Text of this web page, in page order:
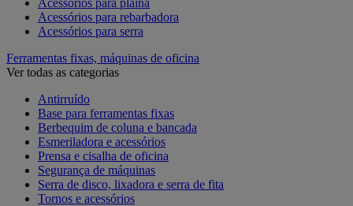
Acessórios para rebarbadora
Acessórios para serra
Ferramentas fixas, máquinas de oficina
Ver todas as categorias
Antirruído
Base para ferramentas fixas
Berbequim de coluna e bancada
Esmeriladora e acessórios
Prensa e cisalha de oficina
Segurança de máquinas
Serra de disco, lixadora e serra de fita
Tornos e acessórios